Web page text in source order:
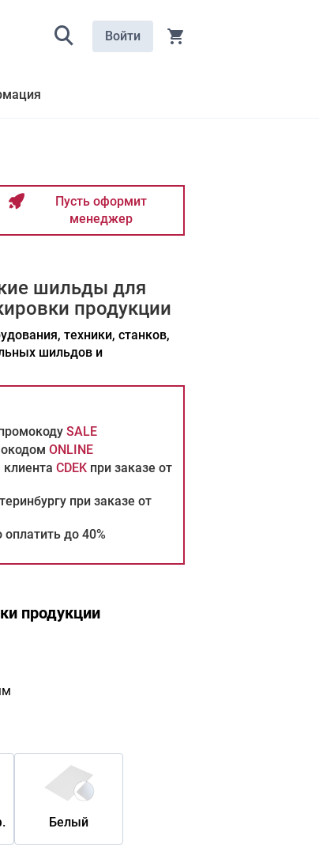
Войти
Пусть оформит
менеджер
шильды для
продукции
техники, станков,
шильдов и
SALE
ONLINE
CDEK при заказе от
при заказе от
до 40%
продукции
Белый